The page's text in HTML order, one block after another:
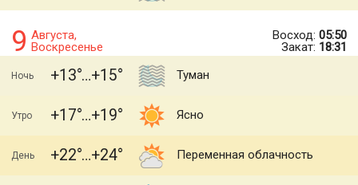
9 Августа,
Воскресенье
Восход: 05:50
Закат: 18:31
Ночь +13 +15 Туман
Утро +17 +19 Ясно
День +22 +24 Переменная облачность